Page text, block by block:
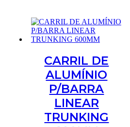
CARRIL DE
ALUMÍNIO
P/BARRA
LINEAR
TRUNKING